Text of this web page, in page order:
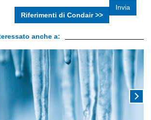
Riferimenti di Condair >>
anche a: